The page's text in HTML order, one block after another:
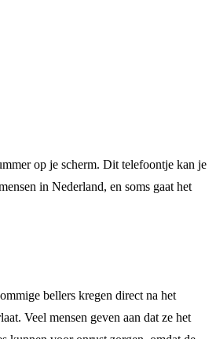
op je scherm. Dit telefoontje kan je
in Nederland, en soms gaat het
bellers kregen direct na het
Veel mensen geven aan dat ze het